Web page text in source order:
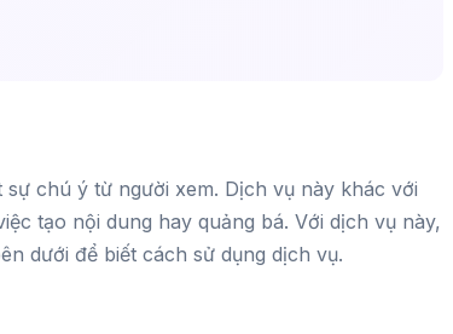
chú ý từ người xem. Dịch vụ này khác với
tạo nội dung hay quảng bá. Với dịch vụ này,
dưới để biết cách sử dụng dịch vụ.